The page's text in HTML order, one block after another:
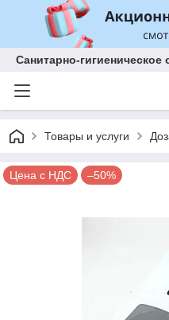
Санитарно-
Товары и услуги
Цена с НДС –50%